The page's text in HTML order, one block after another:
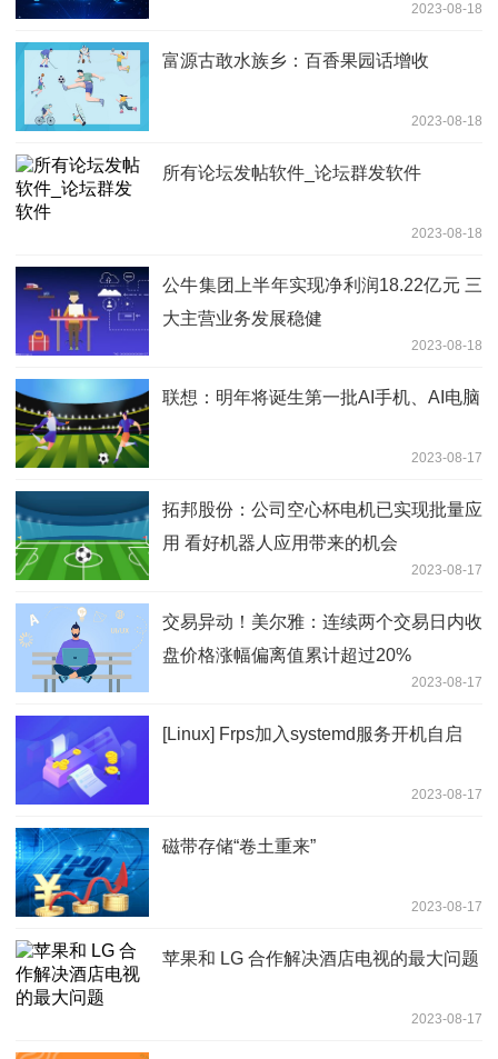
2023-08-18
富源古敢水族乡：百香果园话增收
2023-08-18
所有论坛发帖软件_论坛群发软件
2023-08-18
公牛集团上半年实现净利润18.22亿元 三
大主营业务发展稳健
2023-08-18
联想：明年将诞生第一批AI手机、AI电脑
2023-08-17
拓邦股份：公司空心杯电机已实现批量应
用 看好机器人应用带来的机会
2023-08-17
交易异动！美尔雅：连续两个交易日内收
盘价格涨幅偏离值累计超过20%
2023-08-17
[Linux] Frps加入systemd服务开机自启
2023-08-17
磁带存储“卷土重来”
2023-08-17
苹果和 LG 合作解决酒店电视的最大问题
2023-08-17